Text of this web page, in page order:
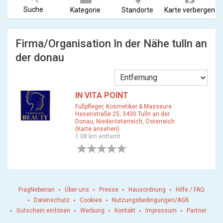
Suche Kategorie Standorte Karte verbergen
Firma/Organisation In der Nähe tulln an
der donau
IN VITA POINT
Fußpfleger, Kosmetiker & Masseure
Hasenstraße 25, 3430 Tulln an der
Donau, Niederösterreich, Österreich
(Karte ansehen)
1.08 km entfernt
FragNebenan Über uns Presse Hausordnung
Hilfe / FAQ
Datenschutz
Cookies
Nutzungsbedingungen/AGB
Gutschein einlösen
Werbung Kontakt Impressum Partner